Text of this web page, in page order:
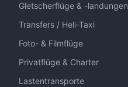
Gletscherflüge & -landungen
Transfers / Heli-Taxi
Foto- & Filmflüge
Privatflüge & Charter
Lastentransporte